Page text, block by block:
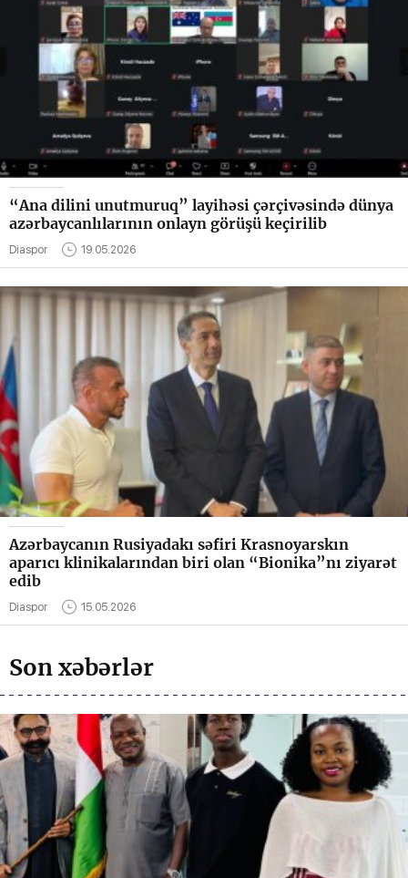
“Ana dilini unutmuruq” layihəsi çərçivəsində dünya
azərbaycanlılarının onlayn görüşü keçirilib
Diaspor 19.05.2026
Azərbaycanın Rusiyadakı səfiri Krasnoyarskın
aparıcı klinikalarından biri olan “Bionika”nı ziyarət
edib
Diaspor 15.05.2026
Son xəbərlər